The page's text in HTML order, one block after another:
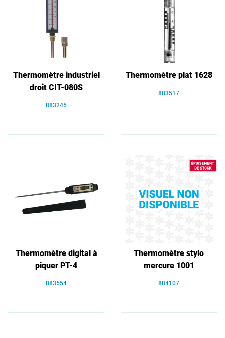
Thermomètre industriel
droit CIT-080S
883245
Thermomètre plat 1628
883517
Thermomètre digital à
piquer PT-4
883554
Thermomètre stylo
mercure 1001
884107